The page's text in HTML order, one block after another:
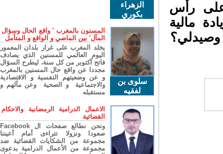
رأس
مالية
الزهراء
بكوري
سلوى بن
لفقيه
المسنون بالمغرب ' واقع الحال وسؤال
المآل' بين الماضي و الواقع و المتأمل
يخلد المغرب على غرار بلدان المعمور
اليوم العالمي للمسنين الذي يصادف
فاتح أكتوبر من كل سنة، ليطرح السؤال
مجددا عن واقع حال المسنين بالمغرب
و عن وضعيتهم النفسية و الاقتصادية
والاجتماعية و الصحية وعن مآلهم و
مستقبله
الاعمال الدرامية الرمضانية والاحكام
القضائية
ونحن نطالع صفحات ال Facebook
صعودا ونزولا تتراءى أمام أعيننا
مجموعة من الشكايات القضائية ضد
مجموعة من الأعمال الدرامية بدعوى